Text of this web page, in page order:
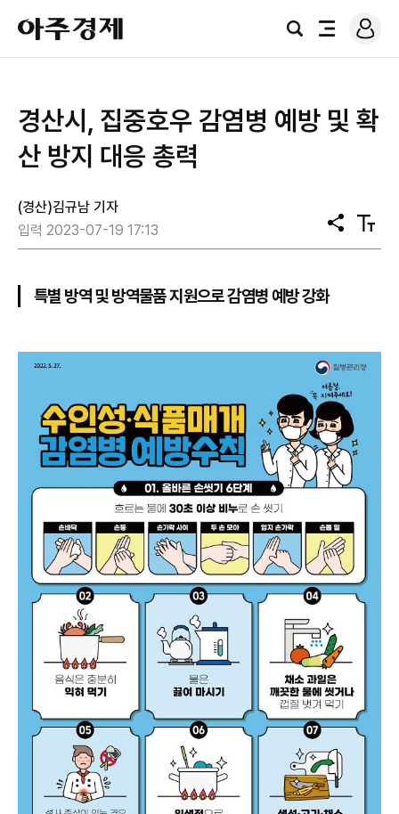
아
주
경
검
전
로
그
경산시, 집중호우 감염병 예방 및 확
산 방지 대응 총력
(경산)김규남 기자
입력 2023-07-19 17:13
공
유
텍
스
특별 방역 및 방역물품 지원으로 감염병 예방 강화